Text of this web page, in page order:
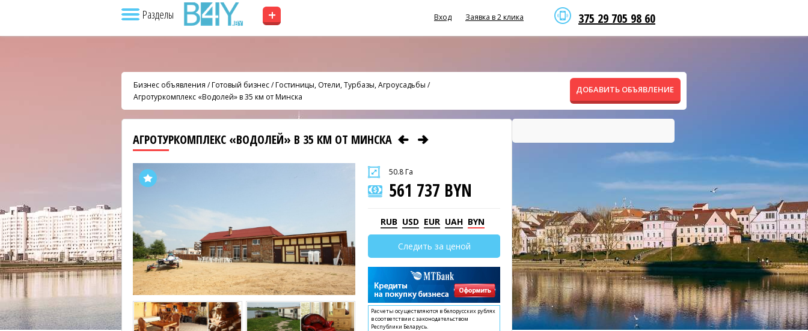
Разделы + 375 29 705 98 60
Вход Заявка в 2 клика
Бизнес объявления /Готовый бизнес/Гостиницы, Отели, Турбазы, Агроусадьбы /
Агротуркомплекс «Водолей» в 35 км от Минска
ДОБАВИТЬ ОБЪЯВЛЕНИЕ
АГРОТУРКОМПЛЕКС «ВОДОЛЕЙ» В 35 КМ ОТ МИНСКА
50.8 Га
561 737 BYN
RUB USD EUR UAH BYN
Следить за ценой
Расчеты осуществляются в белорусских рублях
в соответствии с законодательством
Республики Беларусь.